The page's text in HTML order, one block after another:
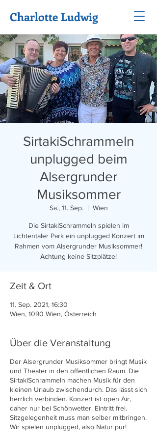
Charlotte Ludwig
SirtakiSchrammeln
unplugged beim
Alsergrunder
Musiksommer
Sa., 11. Sep.
  |
Wien
Die SirtakiSchrammeln spielen im
Lichtentaler Park ein unplugged Konzert im
Rahmen vom Alsergrunder Musiksommer!
Achtung keine Sitzplätze!
Zeit & Ort
11. Sep. 2021, 16:30
Wien, 1090 Wien, Österreich
Über die Veranstaltung
Der Alsergrunder Musiksommer bringt Musik
und Theater in den öffentlichen Raum. Die
SirtakiSchrammeln machen Musik für den
kleinen Urlaub zwischendurch. Das lässt sich
herrlich verbinden. Konzert ist open Air,
daher nur bei Schönwetter. Eintritt frei.
Sitzgelegenheit muss man selber mitbringen.
Wir spielen unplugged, also Natur pur!